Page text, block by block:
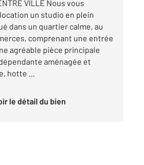
VILLE Nous vous
un studio en plein
dans un quartier calme, au
comprenant une entrée
agréable pièce principale
aménagée et
hotte ...
le détail du bien